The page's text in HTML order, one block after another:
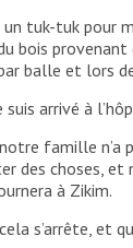
tuk-tuk pour
bois provenant
par balle et
suis arrivé à
famille n’a
des choses, et
à Zikim.
s’arrête, et